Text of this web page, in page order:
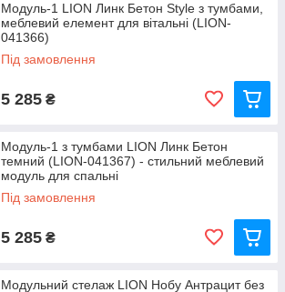
Модуль-1 LION Линк Бетон Style з тумбами,
меблевий елемент для вітальні (LION-
041366)
Під замовлення
5 285 ₴
Модуль-1 з тумбами LION Линк Бетон
темний (LION-041367) - стильний меблевий
модуль для спальні
Під замовлення
5 285 ₴
Модульний стелаж LION Нобу Антрацит без